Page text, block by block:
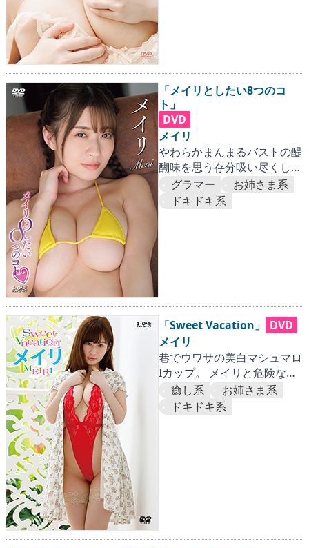
「メイリとしたい8つのコ
ト」
DVD
メイリ
やわらかまんまるバストの醍
醐味を思う存分吸い尽くして
ください。
グラマー
お姉さま系
ドキドキ系
「Sweet Vacation」
DVD
メイリ
巷でウワサの美白マシュマロ
Iカップ。 メイリと危険なア
バンチュールはいかが？
癒し系
お姉さま系
ドキドキ系